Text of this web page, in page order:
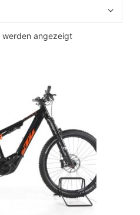
werden angezeigtNach